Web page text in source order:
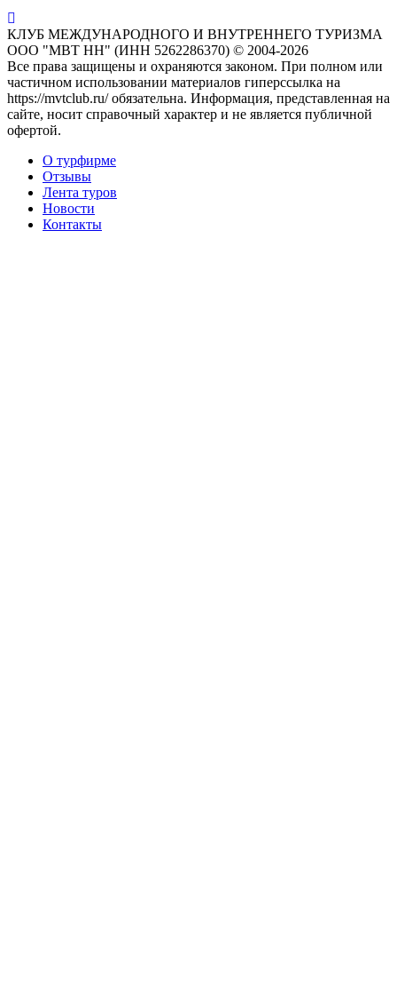
КЛУБ МЕЖДУНАРОДНОГО И ВНУТРЕННЕГО ТУРИЗМА
ООО "МВТ НН" (ИНН 5262286370) © 2004-2026
Все права защищены и охраняются законом. При полном или
частичном использовании материалов гиперссылка на
https://mvtclub.ru/ обязательна. Информация, представленная на
сайте, носит справочный характер и не является публичной
офертой.
О турфирме
Отзывы
Лента туров
Новости
Контакты